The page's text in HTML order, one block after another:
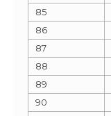
85
86
87
88
89
90